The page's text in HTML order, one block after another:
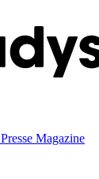
Presse Magazine